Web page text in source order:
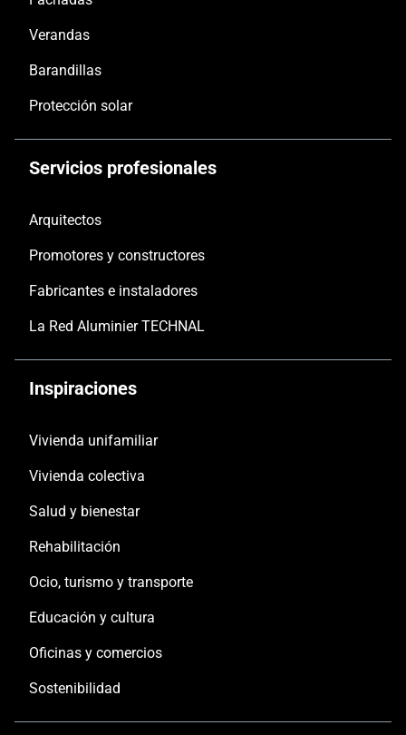
Verandas
Barandillas
Protección solar
Servicios profesionales
Arquitectos
Promotores y constructores
Fabricantes e instaladores
La Red Aluminier TECHNAL
Inspiraciones
Vivienda unifamiliar
Vivienda colectiva
Salud y bienestar
Rehabilitación
Ocio, turismo y transporte
Educación y cultura
Oficinas y comercios
Sostenibilidad